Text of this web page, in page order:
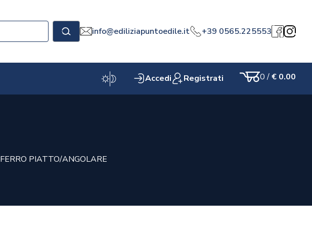
Cerca info@ediliziapuntoedile.it +39 0565.225553Facebook
Accedi Registrati Carrello
0/€ 0.00
FERRO PIATTO/ANGOLARE